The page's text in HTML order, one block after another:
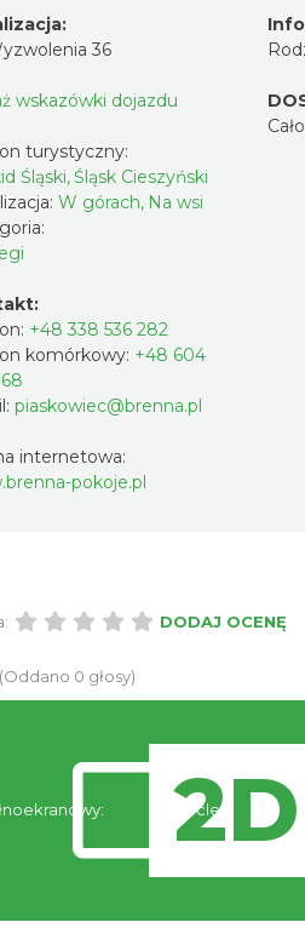
36
wskazówki dojazdu
turystyczny:
Śląski, Śląsk Cieszyński
W górach, Na wsi
+48 338 536 282
komórkowy: +48 604
piaskowiec@brenna.pl
internetowa:
pokoje.pl
DODAJ OCENĘ
(Oddano 0 głosy)
Noclegi